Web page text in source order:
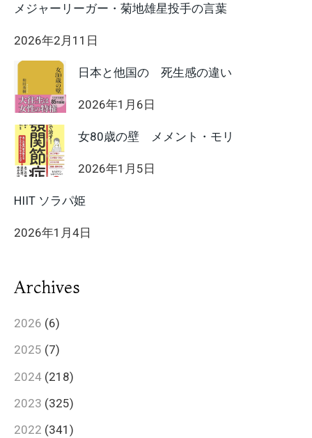
メジャーリーガー・菊地雄星投手の言葉
2026年2月11日
日本と他国の 死生感の違い
2026年1月6日
女80歳の壁 メメント・モリ
2026年1月5日
HIIT ソラパ姫
2026年1月4日
Archives
2026 (6)
2025 (7)
2024 (218)
2023 (325)
2022 (341)